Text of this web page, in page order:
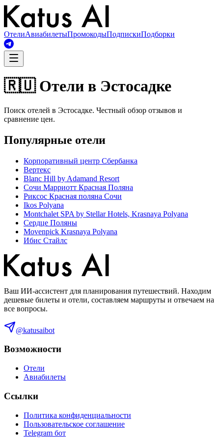
ОтелиАвиабилетыПромокодыПодпискиПодборки
🇷🇺 Отели в Эстосадке
Поиск отелей в Эстосадке. Честный обзор отзывов и
сравнение цен.
Популярные отели
Корпоративный центр Сбербанка
Вертекс
Blanc Hill by Adamand Resort
Сочи Марриотт Красная Поляна
Риксос Красная поляна Сочи
Ikos Polyana
Montchalet SPA by Stellar Hotels, Krasnaya Polyana
Сердце Поляны
Movenpick Krasnaya Polyana
Ибис Стайлс
Ваш ИИ-ассистент для планирования путешествий. Находим
дешевые билеты и отели, составляем маршруты и отвечаем на
все вопросы.
@katusaibot
Возможности
Отели
Авиабилеты
Ссылки
Политика конфиденциальности
Пользовательское соглашение
Telegram бот